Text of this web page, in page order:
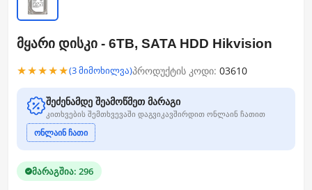
მყარი დისკი - 6TB, SATA HDD Hikvision
★★★★★(3 მიმოხილვა)პროდუქტის კოდი: 03610
შეძენამდე შეამოწმეთ მარაგი
კითხვების შემთხვევაში დაგვიკავშირდით ონლაინ ჩათით
ონლაინ ჩათი
მარაგშია: 296